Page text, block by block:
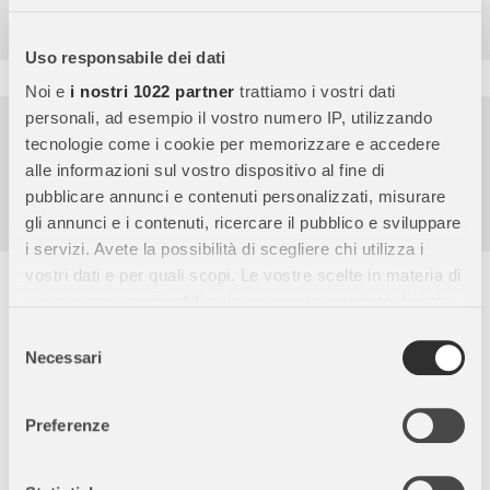
Uso responsabile dei dati
Noi e i nostri 1022 partner trattiamo i vostri dati
personali, ad esempio il vostro numero IP, utilizzando
tecnologie come i cookie per memorizzare e accedere
alle informazioni sul vostro dispositivo al fine di
pubblicare annunci e contenuti personalizzati, misurare
gli annunci e i contenuti, ricercare il pubblico e sviluppare
i servizi. Avete la possibilità di scegliere chi utilizza i
vostri dati e per quali scopi. Le vostre scelte in materia di
modificare o revocare il proprio consenso in qualsiasi
momento dalla Dichiarazione sui cookie o facendo clic
delNecessari
Preferenze
Pagamenti sicuri
Garanzia e reso facili
Assistenza dal lunedì al venerdì
Descrizione completa
Dimensione puzzle completo: 62 x 42 cm. Una vasta gamma di
puzzle Supercolor interamente dedicata ai più piccoli per aiutarli
a sviluppare capacità di osservazione, logica e manualità.
Immagini coinvolgenti dai colori luminosi e sfavillanti,
amici e in famiglia. Da sempre sensibile al problema